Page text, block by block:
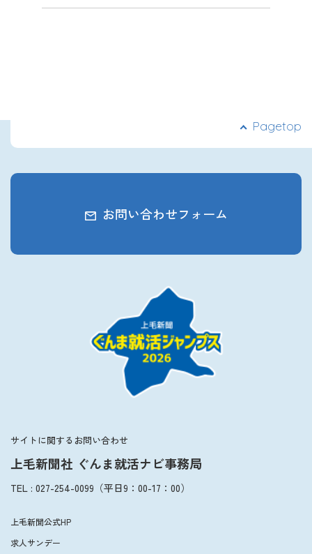
お問い合わせフォーム
サイトに関するお問い合わせ
上毛新聞社 ぐんま就活ナビ事務局
TEL : 027-254-0099 （平日9：00-17：00）
上毛新聞公式HP
求人サンデー
Pagetop